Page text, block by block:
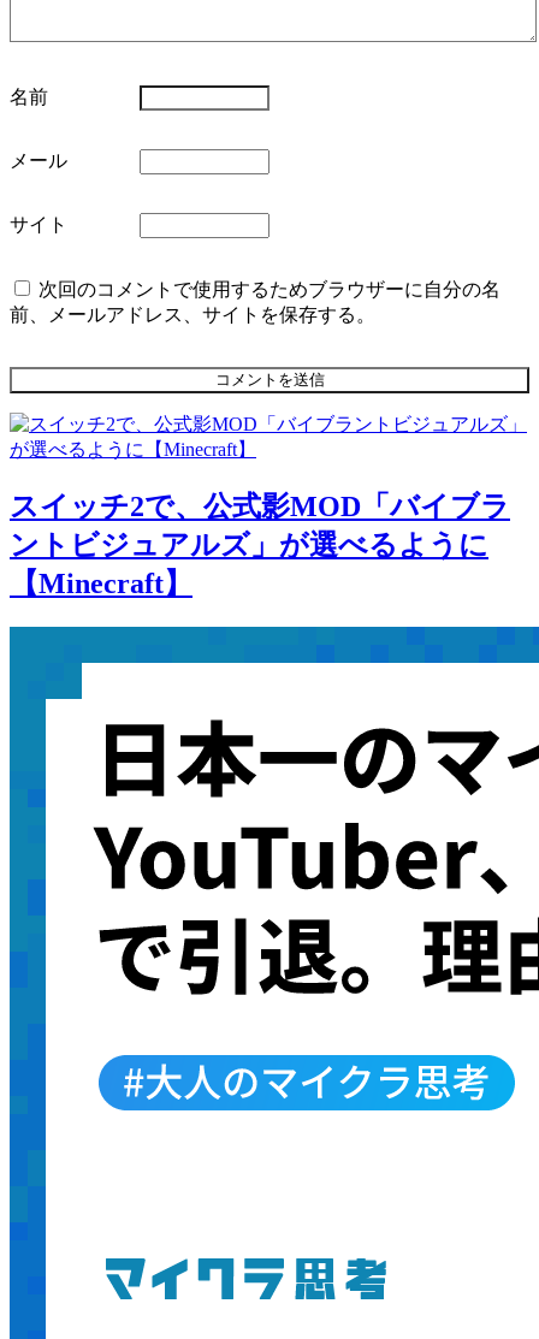
名前
メール
サイト
次回のコメントで使用するためブラウザーに自分の名
前、メールアドレス、サイトを保存する。
スイッチ2で、公式影MOD「バイブラ
ントビジュアルズ」が選べるように
【Minecraft】